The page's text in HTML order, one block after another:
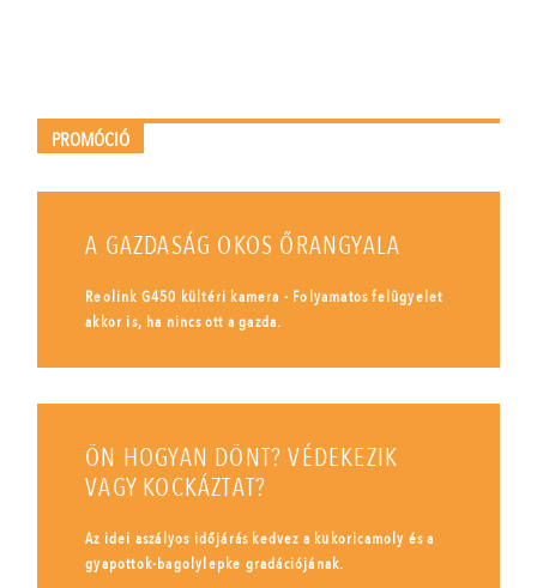
PROMÓCIÓ
A GAZDASÁG OKOS ŐRANGYALA
Reolink G450 kültéri kamera - Folyamatos felügyelet
akkor is, ha nincs ott a gazda.
ÖN HOGYAN DÖNT? VÉDEKEZIK
VAGY KOCKÁZTAT?
Az idei aszályos időjárás kedvez a kukoricamoly és a
gyapottok-bagolylepke gradációjának.